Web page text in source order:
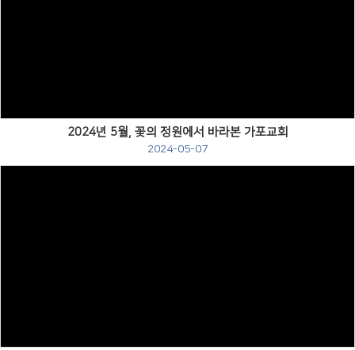
2024년 5월, 꽃의 정원에서 바라본 가포교회
2024-05-07